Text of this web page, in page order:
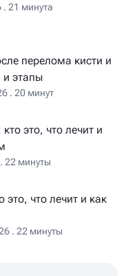
. 21 минута
перелома кисти и
и этапы
. 20 минут
это, что лечит и
22 минуты
это, что лечит и как
. 22 минуты